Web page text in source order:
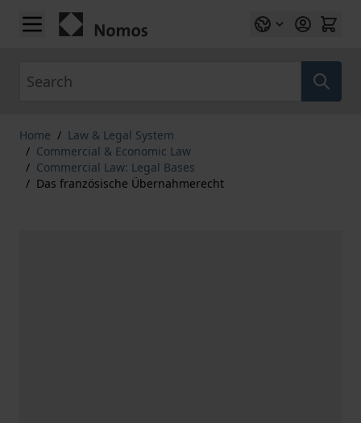
Skip to Content
Home / Law & Legal System
/ Commercial & Economic Law
/ Commercial Law: Legal Bases
/ Das französische Übernahmerecht